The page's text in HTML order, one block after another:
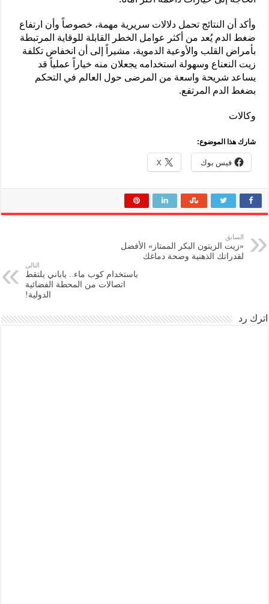
وأكد أن النتائج تحمل دلالات سريرية مهمة، خصوصاً وأن ارتفاع
ضغط الدم يُعد من أكثر عوامل الخطر القابلة للوقاية المرتبطة
بأمراض القلب والأوعية الدموية، مشيراً إلى أن انخفاض تكلفة
زيت النعناع وسهولة استخدامه يجعلان منه خياراً عملياً قد
يساعد شريحة واسعة من المرضى حول العالم في التحكم
بضغط الدم المرتفع.
وكالات
شارك هذا الموضوع:
فيس بوك X
السابق
«زيت الزيتون البكر الممتاز» الأفضل
لقدراتك الذهنية وصحة دماغك
التالي
باستخدام كوب ماء.. ياباني يلتقط
اتصالات من المحطة الفضائية
الدولية!
اترك رد